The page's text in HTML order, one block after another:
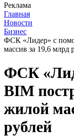
Реклама
Главная
Новости
Бизнес
ФСК «Лидер» с
массив за 19,6 млрд
ФСК
BIM
жилой
рублей